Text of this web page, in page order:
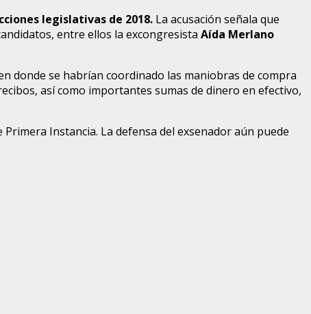
legislativas de 2018. La acusación señala que
entre ellos la excongresista Aída Merlano
donde se habrían coordinado las maniobras de compra
así como importantes sumas de dinero en efectivo,
Instancia. La defensa del exsenador aún puede